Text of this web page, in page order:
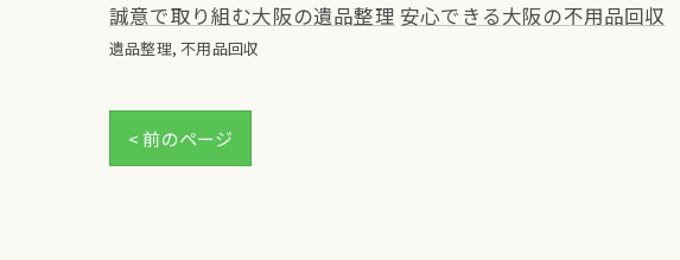
誠意で取り組む大阪の遺品整理 安心できる大阪の不用品回収
遺品整理 不用品回収
< 前のページ